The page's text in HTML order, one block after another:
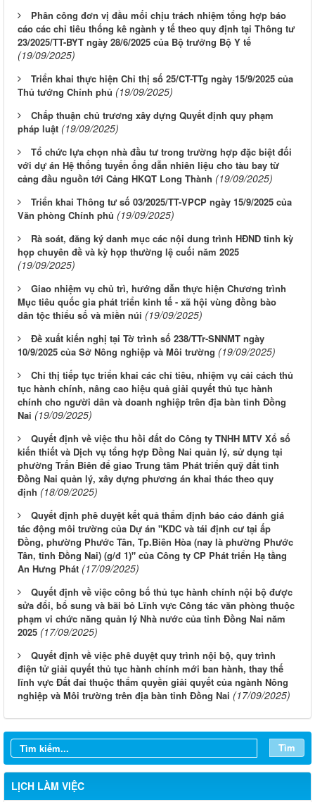
Phân công đơn vị đầu mối chịu trách nhiệm tổng hợp báo
cáo các chỉ tiêu thống kê ngành y tế theo quy định tại Thông tư
23/2025/TT-BYT ngày 28/6/2025 của Bộ trưởng Bộ Y tế
(19/09/2025)
Triển khai thực hiện Chỉ thị số 25/CT-TTg ngày 15/9/2025 của
Thủ tướng Chính phủ (19/09/2025)
Chấp thuận chủ trương xây dựng Quyết định quy phạm
pháp luật (19/09/2025)
Tổ chức lựa chọn nhà đầu tư trong trường hợp đặc biệt đối
với dự án Hệ thống tuyến ống dẫn nhiên liệu cho tàu bay từ
cảng đầu nguồn tới Cảng HKQT Long Thành (19/09/2025)
Triển khai Thông tư số 03/2025/TT-VPCP ngày 15/9/2025 của
Văn phòng Chính phủ (19/09/2025)
Rà soát, đăng ký danh mục các nội dung trình HĐND tỉnh kỳ
họp chuyên đề và kỳ họp thường lệ cuối năm 2025
(19/09/2025)
Giao nhiệm vụ chủ trì, hướng dẫn thực hiện Chương trình
Mục tiêu quốc gia phát triển kinh tế - xã hội vùng đồng bào
dân tộc thiểu số và miền núi (19/09/2025)
Đề xuất kiến nghị tại Tờ trình số 238/TTr-SNNMT ngày
10/9/2025 của Sở Nông nghiệp và Môi trường (19/09/2025)
Chỉ thị tiếp tục triển khai các chỉ tiêu, nhiệm vụ cải cách thủ
tục hành chính, nâng cao hiệu quả giải quyết thủ tục hành
chính cho người dân và doanh nghiệp trên địa bàn tỉnh Đồng
Nai (19/09/2025)
Quyết định về việc thu hồi đất do Công ty TNHH MTV Xổ số
kiến thiết và Dịch vụ tổng hợp Đồng Nai quản lý, sử dụng tại
phường Trấn Biên để giao Trung tâm Phát triển quỹ đất tỉnh
Đồng Nai quản lý, xây dựng phương án khai thác theo quy
định (18/09/2025)
Quyết định phê duyệt kết quả thẩm định báo cáo đánh giá
tác động môi trường của Dự án "KDC và tái định cư tại ấp
Đồng, phường Phước Tân, Tp.Biên Hòa (nay là phường Phước
Tân, tỉnh Đồng Nai) (g/đ 1)" của Công ty CP Phát triển Hạ tầng
An Hưng Phát (17/09/2025)
Quyết định về việc công bố thủ tục hành chính nội bộ được
sửa đổi, bổ sung và bãi bỏ Lĩnh vực Công tác văn phòng thuộc
phạm vi chức năng quản lý Nhà nước của tỉnh Đồng Nai năm
2025 (17/09/2025)
Quyết định về việc phê duyệt quy trình nội bộ, quy trình
điện tử giải quyết thủ tục hành chính mới ban hành, thay thế
lĩnh vực Đất đai thuộc thẩm quyền giải quyết của ngành Nông
nghiệp và Môi trường trên địa bàn tỉnh Đồng Nai (17/09/2025)
Tìm
LỊCH LÀM VIỆC
Từ ngày 10/8/2026 đến ngày 16/8/2026
Từ ngày 27/7/2026 đến ngày 02/8/2026
Từ ngày 20/7/2026 đến ngày 26/7/2026